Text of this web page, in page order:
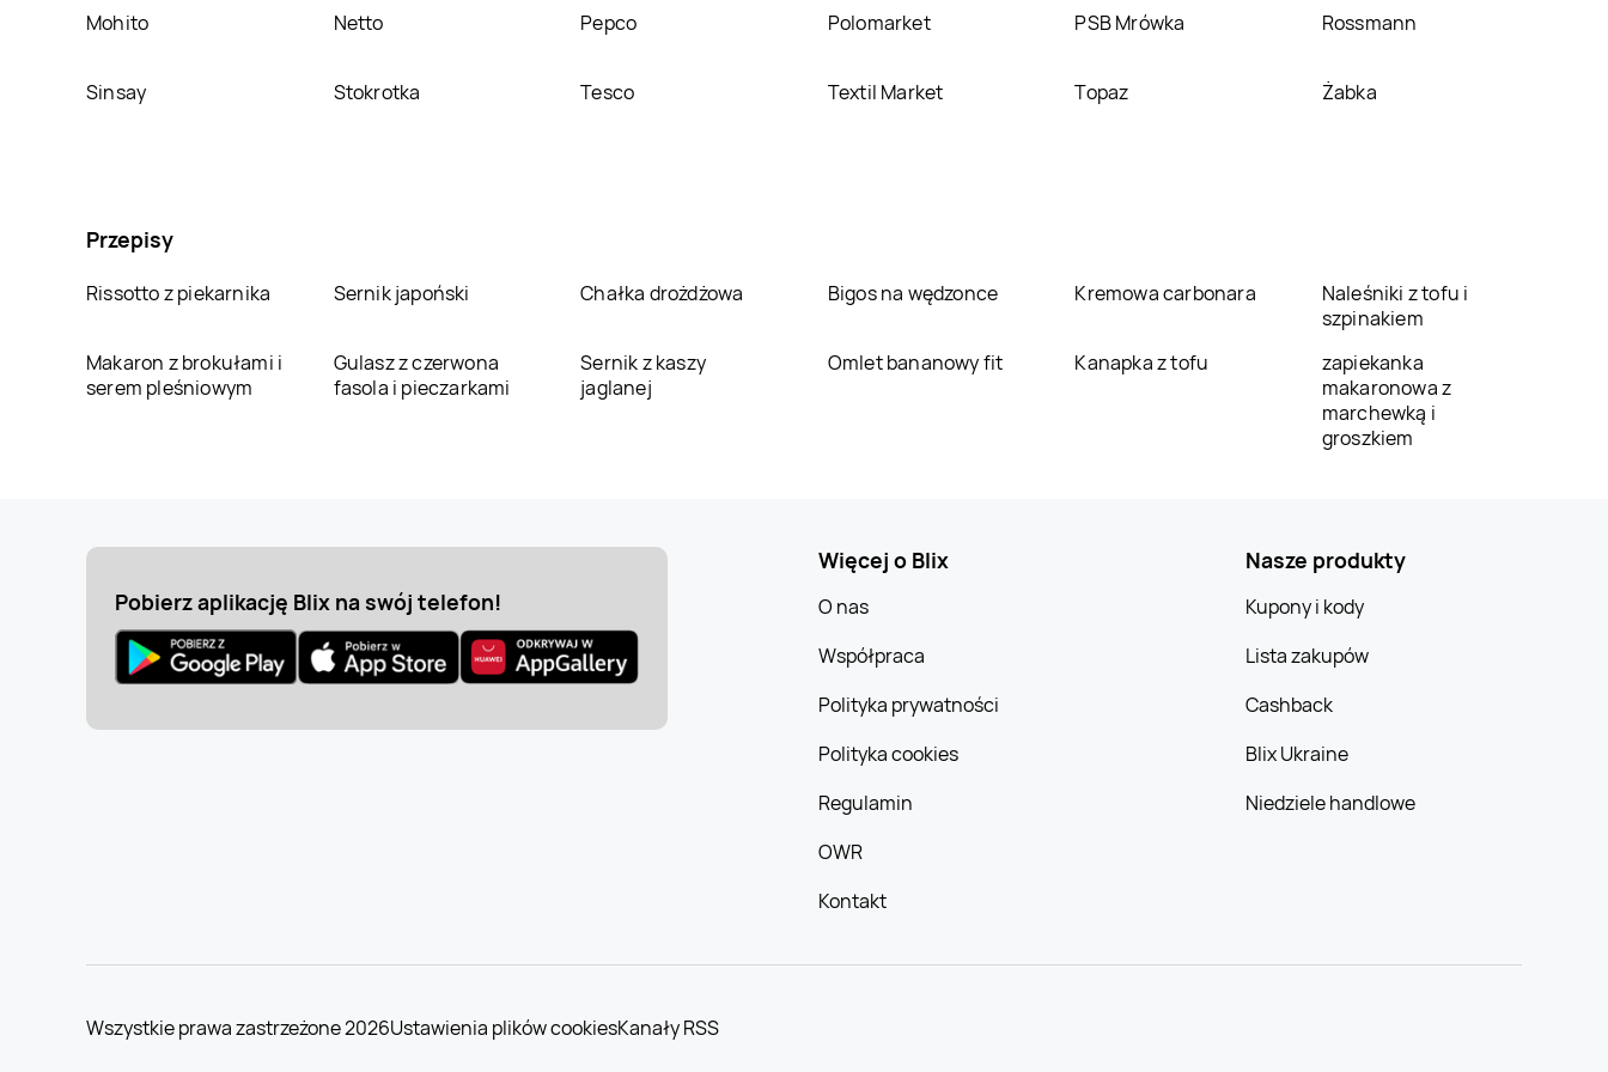
Mohito Netto Pepco Polomarket PSB Mrówka Rossmann
Sinsay Stokrotka Tesco Textil Market Topaz Żabka
Przepisy
Rissotto z piekarnika Sernik japoński Chałka drożdżowa Bigos na wędzonce Kremowa carbonara
Naleśniki z tofu i
szpinakiem
Makaron z brokułami i
serem pleśniowym
Gulasz z czerwona
fasola i pieczarkami
Sernik z kaszy
jaglanej
Omlet bananowy fit Kanapka z tofu
zapiekanka
makaronowa z
marchewką i
groszkiem
Pobierz aplikację Blix na swój telefon!
Więcej o Blix
O nas
Współpraca
Polityka prywatności
Polityka cookies
Regulamin
OWR
Kontakt
Nasze produkty
Kupony i kody
Lista zakupów
Cashback
Blix Ukraine
Niedziele handlowe
Wszystkie prawa zastrzeżone 2026Ustawienia plików cookiesKanały RSS